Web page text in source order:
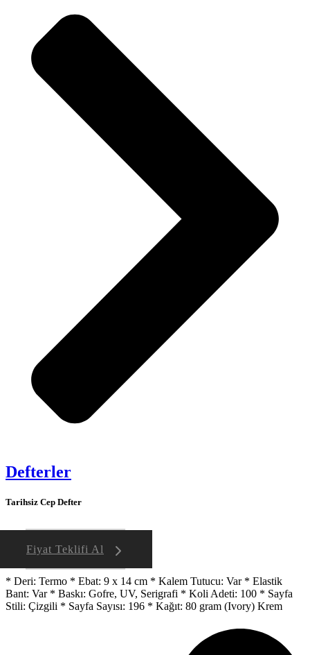
Defterler
Tarihsiz Cep Defter
Fiyat Teklifi Al
* Deri: Termo * Ebat: 9 x 14 cm * Kalem Tutucu: Var * Elastik
Bant: Var * Baskı: Gofre, UV, Serigrafi * Koli Adeti: 100 * Sayfa
Stili: Çizgili * Sayfa Sayısı: 196 * Kağıt: 80 gram (Ivory) Krem